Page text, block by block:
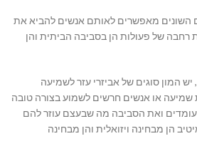
השונים מאפשרים לאותם אנשים להביא את
רחבה של פעולות הן בסביבה הביתית והן
יש המון סוגים של אביזרי עזר לשמיעה
שמיעה או אנשים חרשים לשמוע בצורה טובה
ואת הסביבה מה שבעצם עוזר להם
הן מבחינה ויזואלית והן מבחינה